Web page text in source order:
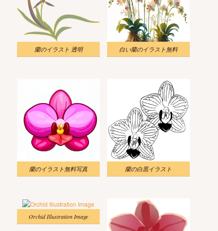
蘭のイラスト 透明 白い蘭のイラスト無料
蘭のイラスト無料写真 蘭の白黒イラスト
Orchid Illustration Image